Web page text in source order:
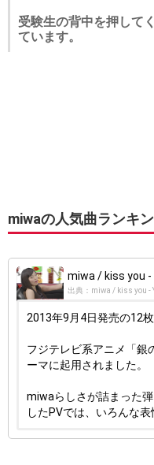
受験生の背中を押して
ています。
miwaの人気曲ランキ
miwa / kiss you -
出典：miwa / kiss you -
2013年9月4日発売の12枚
フジテレビ系アニメ「銀
ーマに起用されました。
miwaらしさが詰まった
したPVでは、いろんな